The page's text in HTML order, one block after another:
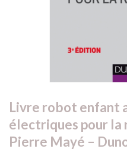
Livre robot enfant
électriques pour la
Pierre Mayé –